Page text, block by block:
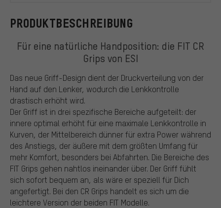
PRODUKTBESCHREIBUNG
Für eine natürliche Handposition: die FIT CR
Grips von ESI
Das neue Griff-Design dient der Druckverteilung von der
Hand auf den Lenker, wodurch die Lenkkontrolle
drastisch erhöht wird.
Der Griff ist in drei spezifische Bereiche aufgeteilt: der
innere optimal erhöht für eine maximale Lenkkontrolle in
Kurven, der Mittelbereich dünner für extra Power während
des Anstiegs, der äußere mit dem größten Umfang für
mehr Komfort, besonders bei Abfahrten. Die Bereiche des
FIT Grips gehen nahtlos ineinander über. Der Griff fühlt
sich sofort bequem an, als wäre er speziell für Dich
angefertigt. Bei den CR Grips handelt es sich um die
leichtere Version der beiden FIT Modelle.